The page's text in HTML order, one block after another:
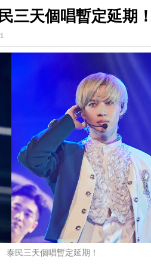
天個唱暫定延期！
1
民三天個唱暫定延期！